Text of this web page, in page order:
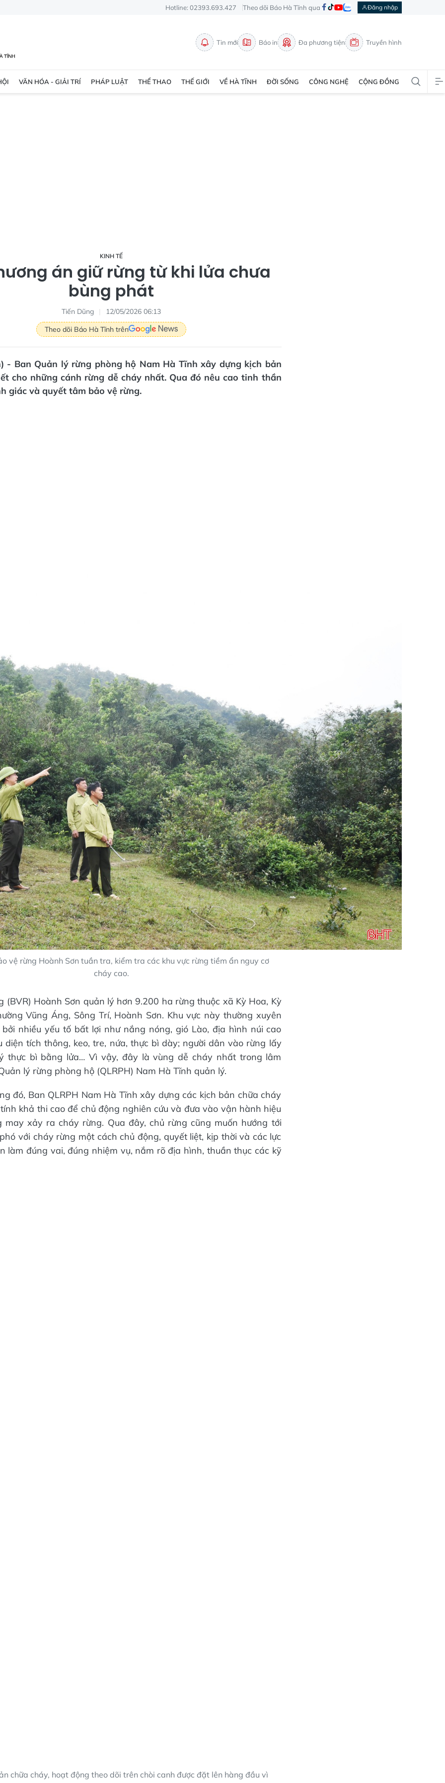
Hotline: 02393.693.427 Theo dõi Báo Hà Tĩnh qua Đăng nhập
Tin mới Báo in Đa phương tiện Truyền hình
VĂN HÓA - GIẢI TRÍ PHÁP LUẬT THỂ THAO THẾ GIỚI VỀ HÀ TĨNH ĐỜI SỐNG CÔNG NGHỆ CỘNG ĐỒNG
KINH TẾ
án giữ rừng từ khi lửa chưa
bùng phát
Tiến Dũng
12/05/2026 06:13
Theo dõi Báo Hà Tĩnh trên
- Ban Quản lý rừng phòng hộ Nam Hà Tĩnh xây dựng kịch bản
cho những cánh rừng dễ cháy nhất. Qua đó nêu cao tinh thần
giác và quyết tâm bảo vệ rừng.
vệ rừng Hoành Sơn tuần tra, kiểm tra các khu vực rừng tiềm ẩn nguy cơ
cháy cao.
(BVR) Hoành Sơn quản lý hơn 9.200 ha rừng thuộc xã Kỳ Hoa, Kỳ
Vũng Áng, Sông Trí, Hoành Sơn. Khu vực này thường xuyên
nhiều yếu tố bất lợi như nắng nóng, gió Lào, địa hình núi cao
diện tích thông, keo, tre, nứa, thực bì dày; người dân vào rừng lấy
thực bì bằng lửa… Vì vậy, đây là vùng dễ cháy nhất trong lâm
lý rừng phòng hộ (QLRPH) Nam Hà Tĩnh quản lý.
đó, Ban QLRPH Nam Hà Tĩnh xây dựng các kịch bản chữa cháy
khả thi cao để chủ động nghiên cứu và đưa vào vận hành hiệu
may xảy ra cháy rừng. Qua đây, chủ rừng cũng muốn hướng tới
với cháy rừng một cách chủ động, quyết liệt, kịp thời và các lực
làm đúng vai, đúng nhiệm vụ, nắm rõ địa hình, thuần thục các kỹ
chữa cháy, hoạt động theo dõi trên chòi canh được đặt lên hàng đầu vì